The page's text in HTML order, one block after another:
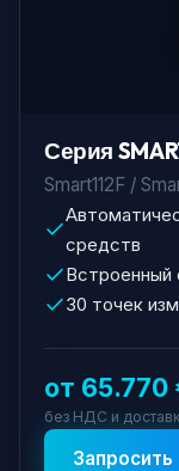
Серия
Smart112F /
средств
Встроенный
30 точек
от 65.770
без НДС и